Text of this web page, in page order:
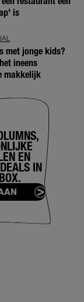
is
met jonge kids?
ineens
makkelijk
EN
IN